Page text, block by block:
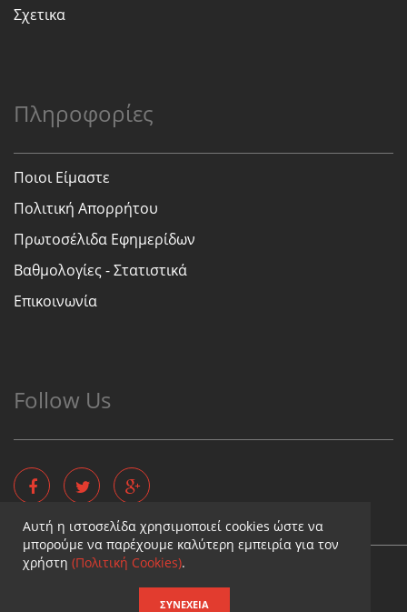
Σχετικα
Πληροφορίες
Ποιοι Είμαστε
Πολιτική Απορρήτου
Πρωτοσέλιδα Εφημερίδων
Βαθμολογίες - Στατιστικά
Επικοινωνία
Follow Us
Copyright © - Diaititis.gr - All Rights Reserved.
Σχεδιασμός & κατασκευή ιστοσελίδων
Αυτή η ιστοσελίδα χρησιμοποιεί cookies ώστε να
μπορούμε να παρέχουμε καλύτερη εμπειρία για τον
χρήστη (Πολιτική Cookies).
ΣΥΝΈΧΕΙΑ